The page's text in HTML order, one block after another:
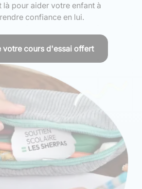
là pour aider votre enfant à
confiance en lui.
votre cours d'essai offert